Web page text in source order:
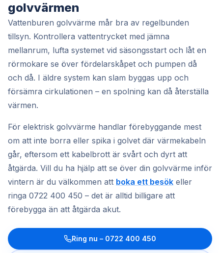
golvvärmen
Vattenburen golvvärme mår bra av regelbunden
tillsyn. Kontrollera vattentrycket med jämna
mellanrum, lufta systemet vid säsongsstart och låt en
rörmokare se över fördelarskåpet och pumpen då
och då. I äldre system kan slam byggas upp och
försämra cirkulationen – en spolning kan då återställa
värmen.
För elektrisk golvvärme handlar förebyggande mest
om att inte borra eller spika i golvet där värmekabeln
går, eftersom ett kabelbrott är svårt och dyrt att
åtgärda. Vill du ha hjälp att se över din golvvärme inför
vintern är du välkommen att boka ett besök eller
ringa 0722 400 450 – det är alltid billigare att
förebygga än att åtgärda akut.
Ring nu – 0722 400 450